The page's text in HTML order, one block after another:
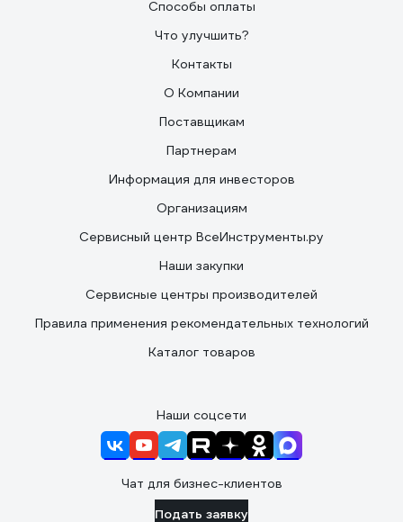
Способы оплаты
Что улучшить?
Контакты
О Компании
Поставщикам
Партнерам
Информация для инвесторов
Организациям
Сервисный центр ВсеИнструменты.ру
Наши закупки
Сервисные центры производителей
Правила применения рекомендательных технологий
Каталог товаров
Наши соцсети
Чат для бизнес-клиентов
Подать заявку